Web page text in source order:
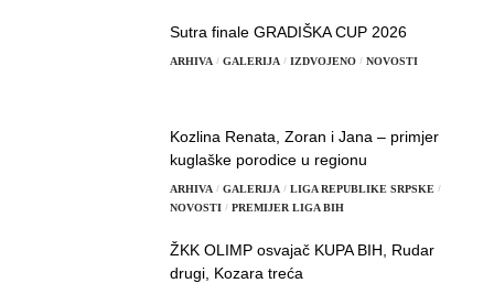
Sutra finale GRADIŠKA CUP 2026
ARHIVA GALERIJA IZDVOJENO NOVOSTI
Kozlina Renata, Zoran i Jana – primjer
kuglaške porodice u regionu
ARHIVA GALERIJA
LIGA REPUBLIKE SRPSKE
NOVOSTI
PREMIJER LIGA BIH
ŽKK OLIMP osvajač KUPA BIH, Rudar
drugi, Kozara treća